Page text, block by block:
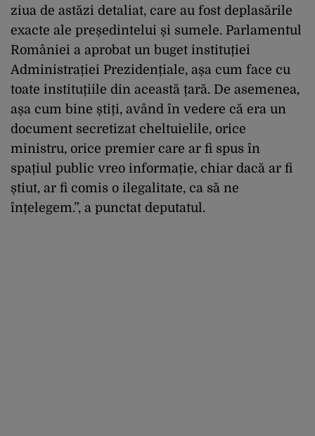
ziua de astăzi detaliat, care au fost deplasările
exacte ale președintelui și sumele. Parlamentul
României a aprobat un buget instituției
Administrației Prezidențiale, așa cum face cu
toate instituțiile din această țară. De asemenea,
așa cum bine știți, având în vedere că era un
document secretizat cheltuielile, orice
ministru, orice premier care ar fi spus în
spațiul public vreo informație, chiar dacă ar fi
știut, ar fi comis o ilegalitate, ca să ne
înțelegem.”, a punctat deputatul.